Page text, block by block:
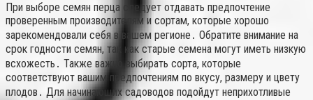
При выборе семян перца следует отдавать предпочтение
проверенным производителям и сортам, которые хорошо
зарекомендовали себя в вашем регионе․ Обратите внимание на
срок годности семян, так как старые семена могут иметь низкую
всхожесть․ Также важно выбирать сорта, которые
соответствуют вашим предпочтениям по вкусу, размеру и цвету
плодов․ Для начинающих садоводов подойдут неприхотливые